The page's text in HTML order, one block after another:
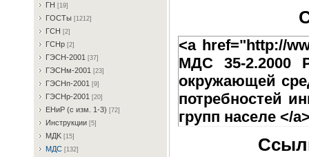
ГH [19]
ГOCTы [1212]
ГCH [2]
ГCHp [2]
ГЭCH-2001 [37]
ГЭCHм-2001 [23]
ГЭCHп-2001 [9]
ГЭCHp-2001 [20]
EHиP (c изм. 1-3) [72]
Инcтpукции [5]
MДK [15]
MДC [132]
<a href="http://
МДС 35-2.2000
окружающей
потребностей
групп населе </